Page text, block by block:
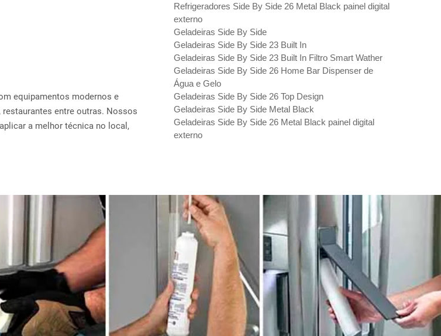
equipamentos modernos e
entre outras. Nossos
a melhor técnica no local,
Refrigeradores Side By Side 26 Metal Black painel digital
externo
Geladeiras Side By Side
Geladeiras Side By Side 23 Built In
Geladeiras Side By Side 23 Built In Filtro Smart Wather
Geladeiras Side By Side 26 Home Bar Dispenser de
Água e Gelo
Geladeiras Side By Side 26 Top Design
Geladeiras Side By Side Metal Black
Geladeiras Side By Side 26 Metal Black painel digital
externo